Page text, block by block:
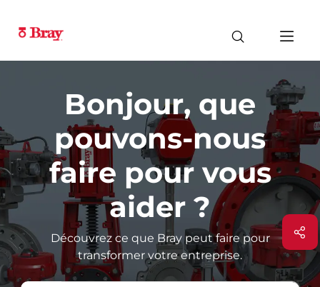
Bonjour, que
pouvons-nous
faire pour vous
aider ?
Découvrez ce que Bray peut faire pour
transformer votre entreprise.